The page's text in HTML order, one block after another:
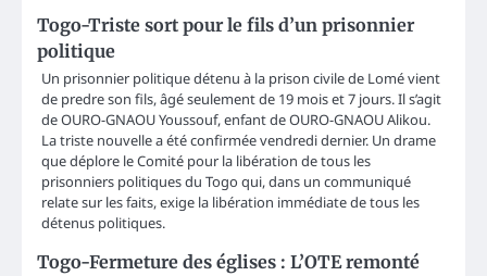
Togo-Triste sort pour le fils d’un prisonnier
politique
Un prisonnier politique détenu à la prison civile de Lomé vient
de predre son fils, âgé seulement de 19 mois et 7 jours. Il s’agit
de OURO-GNAOU Youssouf, enfant de OURO-GNAOU Alikou.
La triste nouvelle a été confirmée vendredi dernier. Un drame
que déplore le Comité pour la libération de tous les
prisonniers politiques du Togo qui, dans un communiqué
relate sur les faits, exige la libération immédiate de tous les
détenus politiques.
Togo-Fermeture des églises : L’OTE remonté